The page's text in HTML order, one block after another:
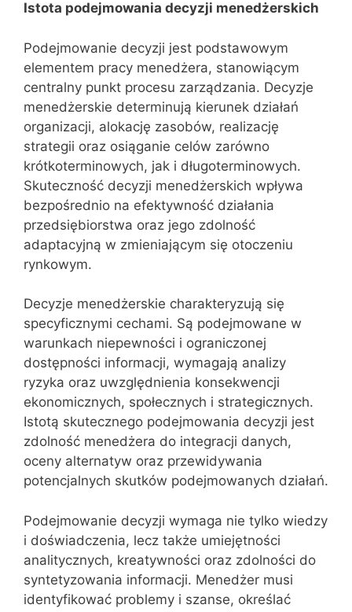
Istota podejmowania decyzji menedżerskich
Podejmowanie decyzji jest podstawowym
elementem pracy menedżera, stanowiącym
centralny punkt procesu zarządzania. Decyzje
menedżerskie determinują kierunek działań
organizacji, alokację zasobów, realizację
strategii oraz osiąganie celów zarówno
krótkoterminowych, jak i długoterminowych.
Skuteczność decyzji menedżerskich wpływa
bezpośrednio na efektywność działania
przedsiębiorstwa oraz jego zdolność
adaptacyjną w zmieniającym się otoczeniu
rynkowym.
Decyzje menedżerskie charakteryzują się
specyficznymi cechami. Są podejmowane w
warunkach niepewności i ograniczonej
dostępności informacji, wymagają analizy
ryzyka oraz uwzględnienia konsekwencji
ekonomicznych, społecznych i strategicznych.
Istotą skutecznego podejmowania decyzji jest
zdolność menedżera do integracji danych,
oceny alternatyw oraz przewidywania
potencjalnych skutków podejmowanych działań.
Podejmowanie decyzji wymaga nie tylko wiedzy
i doświadczenia, lecz także umiejętności
analitycznych, kreatywności oraz zdolności do
syntetyzowania informacji. Menedżer musi
identyfikować problemy i szanse, określać